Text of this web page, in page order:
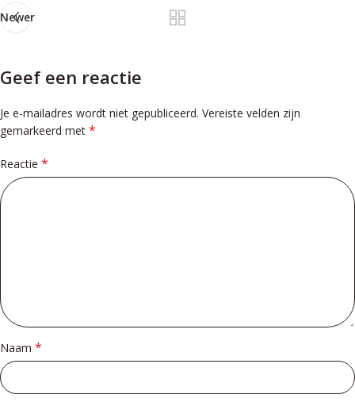
Newer
Geef een reactie
Je e-mailadres wordt niet gepubliceerd. Vereiste velden zijn
gemarkeerd met *
Reactie *
Naam *